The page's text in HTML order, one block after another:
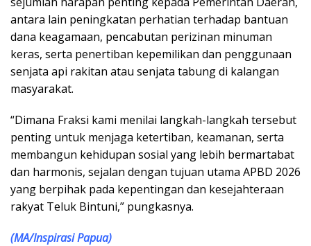
antara lain peningkatan perhatian terhadap bantuan
dana keagamaan, pencabutan perizinan minuman
keras, serta penertiban kepemilikan dan penggunaan
senjata api rakitan atau senjata tabung di kalangan
masyarakat.
“Dimana Fraksi kami menilai langkah-langkah tersebut
penting untuk menjaga ketertiban, keamanan, serta
membangun kehidupan sosial yang lebih bermartabat
dan harmonis, sejalan dengan tujuan utama APBD 2026
yang berpihak pada kepentingan dan kesejahteraan
rakyat Teluk Bintuni,” pungkasnya.
(MA/Inspirasi Papua)